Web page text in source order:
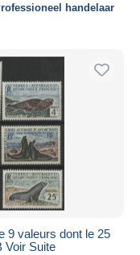
handelaar
9 valeurs dont le 25
Voir Suite